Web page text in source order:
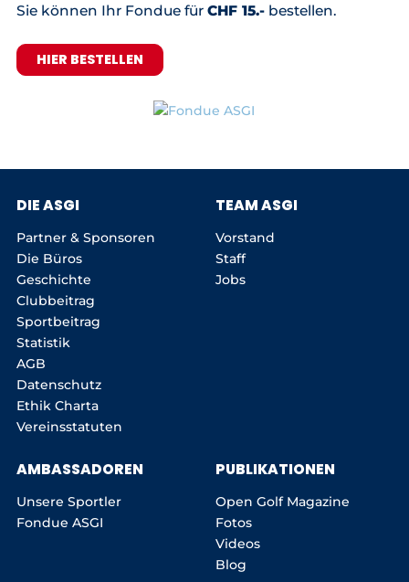
Sie können Ihr Fondue für CHF 15.-bestellen.
HIER BESTELLEN
DIE ASGI
Partner & Sponsoren
Die Büros
Geschichte
Clubbeitrag
Sportbeitrag
Statistik
AGB
Datenschutz
Ethik Charta
Vereinsstatuten
TEAM ASGI
Vorstand
Staff
Jobs
AMBASSADOREN
Unsere Sportler
Fondue ASGI
PUBLIKATIONEN
Open Golf Magazine
Fotos
Videos
Blog